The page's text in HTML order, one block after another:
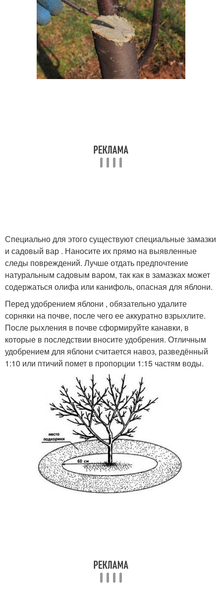
Специально для этого существуют специальные замазки
и садовый вар . Наносите их прямо на выявленные
следы повреждений. Лучше отдать предпочтение
натуральным садовым варом, так как в замазках может
содержаться олифа или канифоль, опасная для яблони.
Перед удобрением яблони , обязательно удалите
сорняки на почве, после чего ее аккуратно взрыхлите.
После рыхления в почве сформируйте канавки, в
которые в последствии вносите удобрения. Отличным
удобрением для яблони считается навоз, разведённый
1:10 или птичий помет в пропорции 1:15 частям воды.